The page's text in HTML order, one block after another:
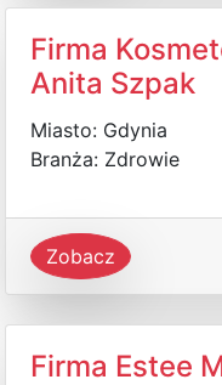
Firma
Anita Szpak
Miasto: Gdynia
Branża: Zdrowie
Zobacz
Firma Estee